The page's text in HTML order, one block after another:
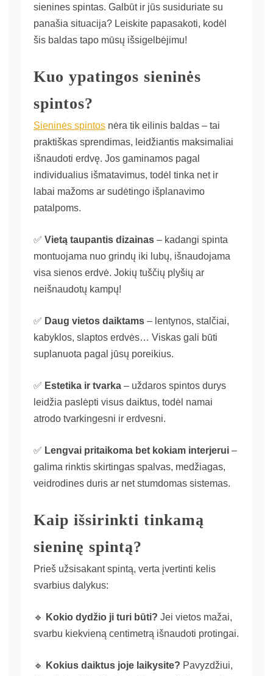
sienines spintas. Galbūt ir jūs susiduriate su
panašia situacija? Leiskite papasakoti, kodėl
šis baldas tapo mūsų išsigelbėjimu!
Kuo ypatingos sieninės
spintos?
Sieninės spintos nėra tik eilinis baldas – tai
praktiškas sprendimas, leidžiantis maksimaliai
išnaudoti erdvę. Jos gaminamos pagal
individualius išmatavimus, todėl tinka net ir
labai mažoms ar sudėtingo išplanavimo
patalpoms.
✅ Vietą taupantis dizainas – kadangi spinta
montuojama nuo grindų iki lubų, išnaudojama
visa sienos erdvė. Jokių tuščių plyšių ar
neišnaudotų kampų!
✅ Daug vietos daiktams – lentynos, stalčiai,
kabyklos, slaptos erdvės… Viskas gali būti
suplanuota pagal jūsų poreikius.
✅ Estetika ir tvarka – uždaros spintos durys
leidžia paslėpti visus daiktus, todėl namai
atrodo tvarkingesni ir erdvesni.
✅ Lengvai pritaikoma bet kokiam interjerui –
galima rinktis skirtingas spalvas, medžiagas,
veidrodines duris ar net stumdomas sistemas.
Kaip išsirinkti tinkamą
sieninę spintą?
Prieš užsisakant spintą, verta įvertinti kelis
svarbius dalykus:
🔹 Kokio dydžio ji turi būti? Jei vietos mažai,
svarbu kiekvieną centimetrą išnaudoti protingai.
🔹 Kokius daiktus joje laikysite? Pavyzdžiui,